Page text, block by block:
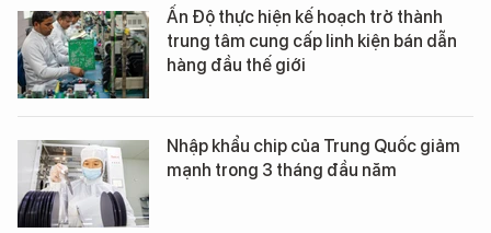
Ấn Độ thực hiện kế hoạch trở thành
trung tâm cung cấp linh kiện bán dẫn
hàng đầu thế giới
Nhập khẩu chip của Trung Quốc giảm
mạnh trong 3 tháng đầu năm